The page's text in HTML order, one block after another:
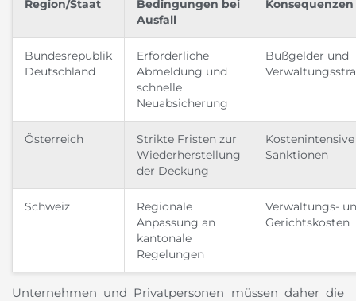
Region/Staat
Bedingungen bei
Ausfall
Konsequenzen
Bundesrepublik
Deutschland
Erforderliche
Abmeldung und
schnelle
Neuabsicherung
Bußgelder und
Österreich
Strikte Fristen zur
Wiederherstellung
der Deckung
Kostenintensive
Sanktionen
Schweiz
Regionale
Anpassung an
kantonale
Regelungen
Verwaltungs-
Gerichtskosten
Unternehmen und Privatpersonen müssen daher die